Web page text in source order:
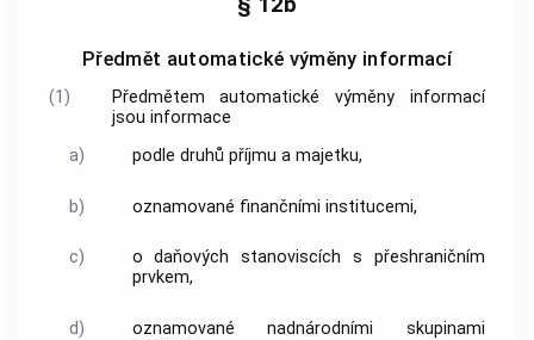
Předmět automatické výměny informací
(1) Předmětemautomatické výměny informací
jsou informace
a)
podle druhů příjmu a majetku,
b) oznamované finančními institucemi,
c)
o daňových stanoviscích s přeshraničním
prvkem,
d) oznamovanénadnárodními skupinami